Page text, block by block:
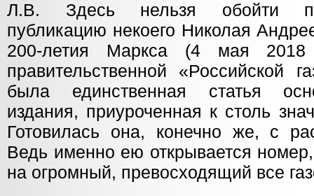
Л.В. Здесь нельзя обойти
публикацию некоего Николая
200-летия Маркса (4 мая 2018
правительственной «Российской
была единственная статья
издания, приуроченная к столь
Готовилась она, конечно же, с
Ведь именно ею открывается
на огромный, превосходящий все